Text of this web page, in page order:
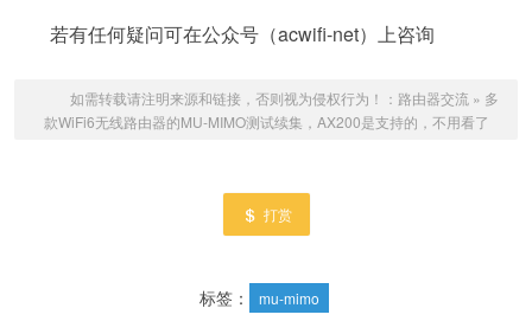
若有任何疑问可在公众号（acwifi-net）上咨询
如需转载请注明来源和链接，否则视为侵权行为！： 路由器交流 » 多
款WiFi6无线路由器的MU-MIMO测试续集，AX200是支持的，不用看了
打赏
标签： mu-mimo